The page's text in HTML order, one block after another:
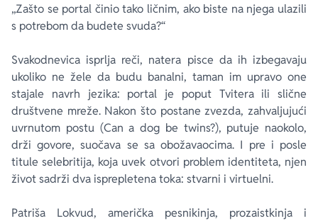
„Zašto se portal činio tako ličnim, ako biste na njega ulazili
s potrebom da budete svuda?“
Svakodnevica isprlja reči, natera pisce da ih izbegavaju
ukoliko ne žele da budu banalni, taman im upravo one
stajale navrh jezika: portal je poput Tvitera ili slične
društvene mreže. Nakon što postane zvezda, zahvaljujući
uvrnutom postu (Can a dog be twins?), putuje naokolo,
drži govore, suočava se sa obožavaocima. I pre i posle
titule selebritija, koja uvek otvori problem identiteta, njen
život sadrži dva isprepletena toka: stvarni i virtuelni.
Patriša Lokvud, američka pesnikinja, prozaistkinja i